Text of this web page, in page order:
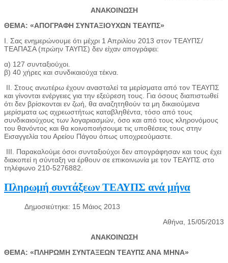
ΑΝΑΚΟΙΝΩΣΗ
ΘΕΜΑ: «ΑΠΟΓΡΑΦΗ ΣΥΝΤΑΞΙΟΥΧΩΝ ΤΕΑΥΠΣ»
Ι. Σας ενημερώνουμε ότι μέχρι 1 Απριλίου 2013 στον ΤΕΑΥΠΣ/
ΤΕΑΠΑΣΑ (πρώην ΤΑΥΠΣ) δεν είχαν απογράφει:
α) 127 συνταξιούχοι.
β) 40 χήρες και συνδικαιούχα τέκνα.
ΙΙ. Στους ανωτέρω έχουν ανασταλεί τα μερίσματα από τον ΤΕΑΥΠΣ
και γίνονται ενέργειες για την εξεύρεση τους. Για όσους διαπιστωθεί
ότι δεν βρίσκονται εν ζωή, θα αναζητηθούν τα μη δικαιούμενα
μερίσματα ως αχρεωστήτως καταβληθέντα, τόσο από τους
συνδικαιούχους των λογαριασμών, όσο και από τους κληρονόμους
του θανόντος και θα κοινοποιήσουμε τις υποθέσεις τους στην
Εισαγγελία του Αρείου Πάγου όπως υποχρεούμαστε.
ΙΙΙ. Παρακαλούμε όσοι συνταξιούχοι δεν απογράφησαν και τους έχει
διακοπεί η σύνταξη να έρθουν σε επικοινωνία με τον ΤΕΑΥΠΣ στο
τηλέφωνο 210-5276882.
Πληρωμή συντάξεων ΤΕΑΥΠΣ ανά μήνα
Δημοσιεύτηκε: 15 Μάιος 2013
Αθήνα, 15/05/2013
ΑΝΑΚΟΙΝΩΣΗ
ΘΕΜΑ: «ΠΛΗΡΩΜΗ ΣΥΝΤΑΞΕΩΝ ΤΕΑΥΠΣ ΑΝΑ ΜΗΝΑ»